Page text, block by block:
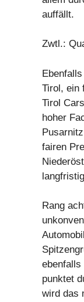
auffällt.
Zwtl.:
Tirol, ein
Tirol
hoher
fairen
Rang
punktet
wird das